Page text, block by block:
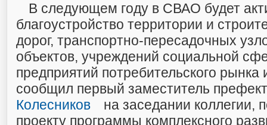
В следующем году в СВАО будет
благоустройство территории и
дорог, транспортно-пересадочных
объектов, учреждений социальной
предприятий потребительского рынка
сообщил первый заместитель
Колесников
на заседании коллегии,
проекту программы комплексного